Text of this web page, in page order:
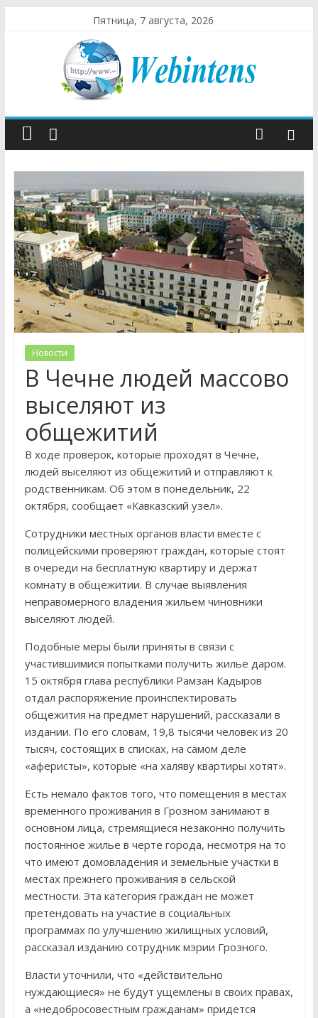
Пятница, 7 августа, 2026
Новости
В Чечне людей массово
выселяют из
общежитий
В ходе проверок, которые проходят в Чечне,
людей выселяют из общежитий и отправляют к
родственникам. Об этом в понедельник, 22
октября, сообщает «Кавказский узел».
Сотрудники местных органов власти вместе с
полицейскими проверяют граждан, которые стоят
в очереди на бесплатную квартиру и держат
комнату в общежитии. В случае выявления
неправомерного владения жильем чиновники
выселяют людей.
Подобные меры были приняты в связи с
участившимися попытками получить жилье даром.
15 октября глава республики Рамзан Кадыров
отдал распоряжение проинспектировать
общежития на предмет нарушений, рассказали в
издании. По его словам, 19,8 тысячи человек из 20
тысяч, состоящих в списках, на самом деле
«аферисты», которые «на халяву квартиры хотят».
Есть немало фактов того, что помещения в местах
временного проживания в Грозном занимают в
основном лица, стремящиеся незаконно получить
постоянное жилье в черте города, несмотря на то
что имеют домовладения и земельные участки в
местах прежнего проживания в сельской
местности. Эта категория граждан не может
претендовать на участие в социальных
программах по улучшению жилищных условий,
рассказал изданию сотрудник мэрии Грозного.
Власти уточнили, что «действительно
нуждающиеся» не будут ущемлены в своих правах,
а «недобросовестным гражданам» придется